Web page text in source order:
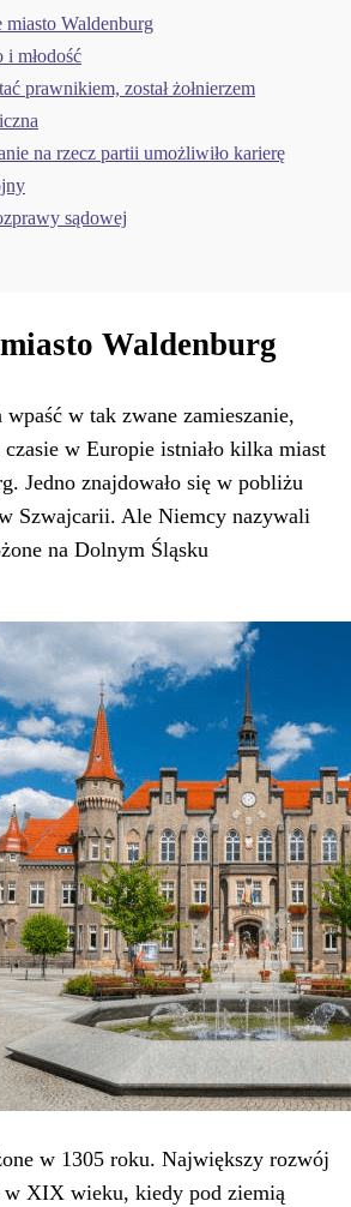
Waldenburg
młodość
prawnikiem, został żołnierzem
na rzecz partii umożliwiło karierę
sądowej
Waldenburg
w tak zwane zamieszanie,
w Europie istniało kilka miast
Jedno znajdowało się w pobliżu
Szwajcarii. Ale Niemcy nazywali
na Dolnym Śląsku
w 1305 roku. Największy rozwój
w XIX wieku, kiedy pod ziemią